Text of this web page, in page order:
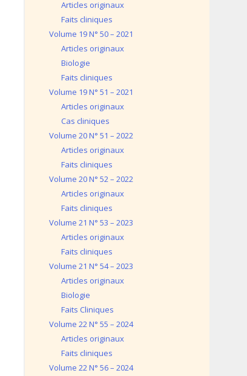
Articles originaux
Faits cliniques
Volume 19 N° 50 – 2021
Articles originaux
Biologie
Faits cliniques
Volume 19 N° 51 – 2021
Articles originaux
Cas cliniques
Volume 20 N° 51 – 2022
Articles originaux
Faits cliniques
Volume 20 N° 52 – 2022
Articles originaux
Faits cliniques
Volume 21 N° 53 – 2023
Articles originaux
Faits cliniques
Volume 21 N° 54 – 2023
Articles originaux
Biologie
Faits Cliniques
Volume 22 N° 55 – 2024
Articles originaux
Faits cliniques
Volume 22 N° 56 – 2024